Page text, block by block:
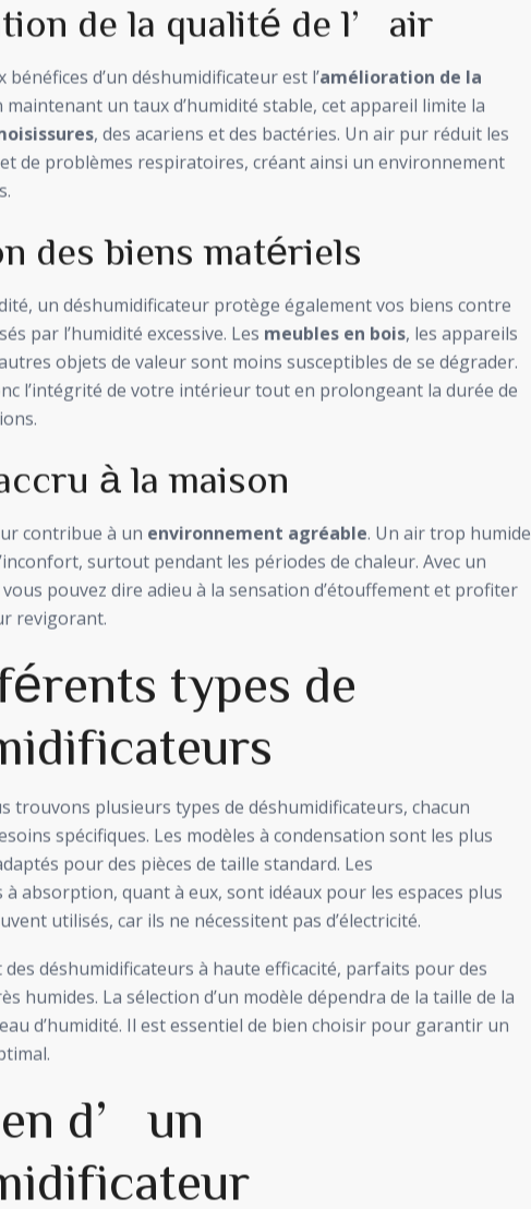
de la qualité de l’air
bénéfices d’un déshumidificateur est l’amélioration de la
maintenant un taux d’humidité stable, cet appareil limite la
, des acariens et des bactéries. Un air pur réduit les
et de problèmes respiratoires, créant ainsi un environnement
des biens matériels
un déshumidificateur protège également vos biens contre
par l’humidité excessive. Les meubles en bois, les appareils
objets de valeur sont moins susceptibles de se dégrader.
l’intégrité de votre intérieur tout en prolongeant la durée de
à la maison
contribue à un environnement agréable. Un air trop humide
surtout pendant les périodes de chaleur. Avec un
pouvez dire adieu à la sensation d’étouffement et profiter
revigorant.
types de
trouvons plusieurs types de déshumidificateurs, chacun
spécifiques. Les modèles à condensation sont les plus
pour des pièces de taille standard. Les
absorption, quant à eux, sont idéaux pour les espaces plus
utilisés, car ils ne nécessitent pas d’électricité.
des déshumidificateurs à haute efficacité, parfaits pour des
humides. La sélection d’un modèle dépendra de la taille de la
d’humidité. Il est essentiel de bien choisir pour garantir un
d’un